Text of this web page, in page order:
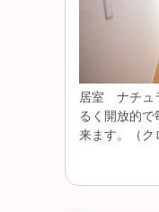
居室 ナチュ
るく開放的で
来ます。（ク